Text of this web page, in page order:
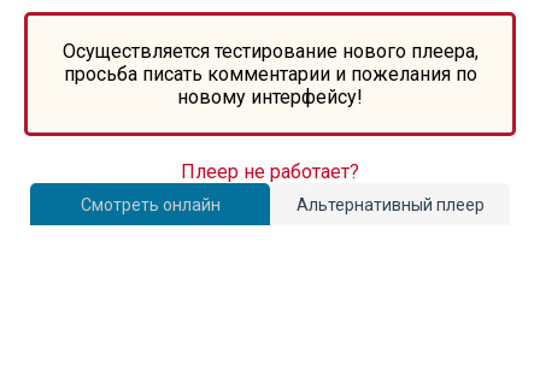
Осуществляется тестирование нового плеера,
просьба писать комментарии и пожелания по
новому интерфейсу!
Смотреть онлайн Альтернативный плеер
Плеер не работает?